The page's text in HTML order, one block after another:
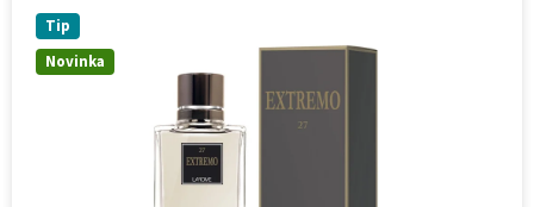
Novinka
Tip